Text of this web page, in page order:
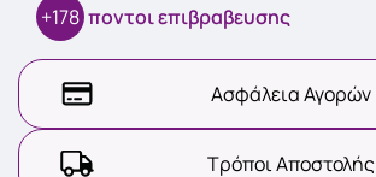
+178 ποντοι επιβραβευσης
Ασφάλεια Αγορών
Τρόποι Αποστολής